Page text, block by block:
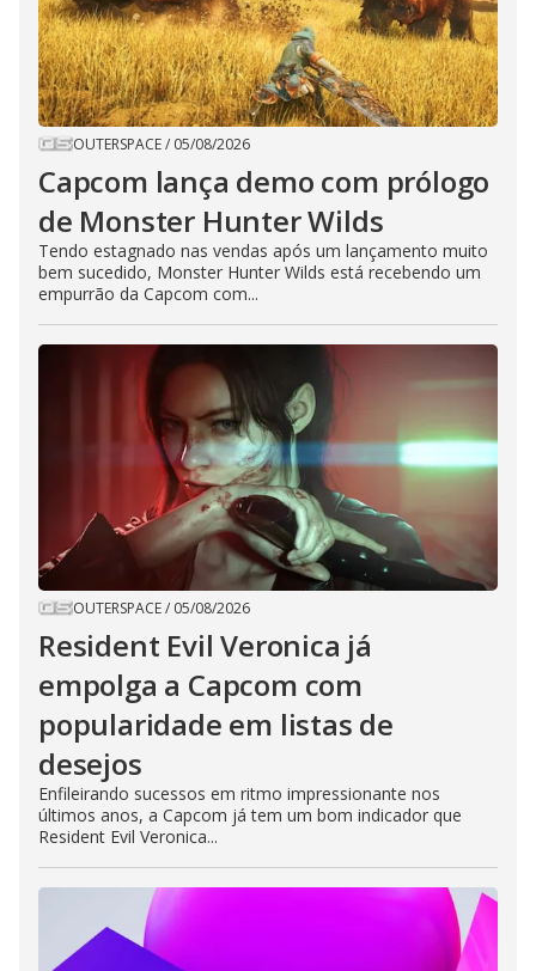
OUTERSPACE/ 05/08/2026
Capcom lança demo com prólogo
de Monster Hunter Wilds
Tendo estagnado nas vendas após um lançamento muito
bem sucedido, Monster Hunter Wilds está recebendo um
empurrão da Capcom com...
OUTERSPACE/ 05/08/2026
Resident Evil Veronica já
empolga a Capcom com
popularidade em listas de
desejos
Enfileirando sucessos em ritmo impressionante nos
últimos anos, a Capcom já tem um bom indicador que
Resident Evil Veronica...